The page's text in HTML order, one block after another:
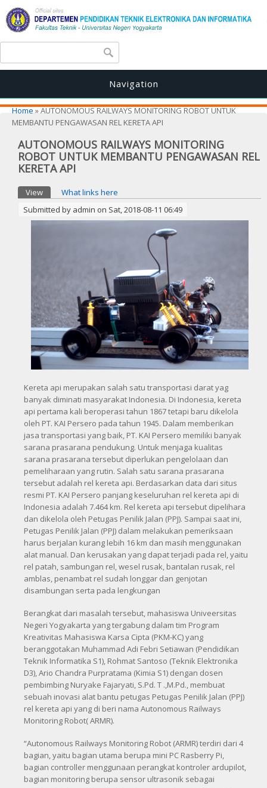
Search form
Navigation
You are here
Home» AUTONOMOUS RAILWAYS MONITORING ROBOT UNTUK
MEMBANTU PENGAWASAN REL KERETA API
AUTONOMOUS RAILWAYS MONITORING
ROBOT UNTUK MEMBANTU PENGAWASAN REL
KERETA API
Primary tabs
View (active tab)
What links here
Submitted by admin on Sat, 2018-08-11 06:49
Kereta api merupakan salah satu transportasi darat yag
banyak diminati masyarakat Indonesia. Di Indonesia, kereta
api pertama kali beroperasi tahun 1867 tetapi baru dikelola
oleh PT. KAI Persero pada tahun 1945. Dalam memberikan
jasa transportasi yang baik, PT. KAI Persero memiliki banyak
sarana prasarana pendukung. Untuk menjaga kualitas
sarana prasarana tersebut diperlukan pengelolaan dan
pemeliharaan yang rutin. Salah satu sarana prasarana
tersebut adalah rel kereta api. Berdasarkan data dari situs
resmi PT. KAI Persero panjang keseluruhan rel kereta api di
Indonesia adalah 7.464 km. Rel kereta api tersebut dipelihara
dan dikelola oleh Petugas Penilik Jalan (PPJ). Sampai saat ini,
Petugas Penilik Jalan (PPJ) dalam melakukan pemeriksaan
harus berjalan kurang lebih 16 km dan masih menggunakan
alat manual. Dan kerusakan yang dapat terjadi pada rel, yaitu
rel patah, sambungan rel, wesel rusak, bantalan rusak, rel
amblas, penambat rel sudah longgar dan genjotan
disambungan serta pada lengkungan
Berangkat dari masalah tersebut, mahasiswa Univeersitas
Negeri Yogyakarta yang tergabung dalam tim Program
Kreativitas Mahasiswa Karsa Cipta (PKM-KC) yang
beranggotakan Muhammad Adi Febri Setiawan (Pendidikan
Teknik Informatika S1), Rohmat Santoso (Teknik Elektronika
D3), Ario Chandra Purpratama (Kimia S1) dengan dosen
pembimbing Nuryake Fajaryati, S.Pd. T .,M.Pd., membuat
sebuah inovasi alat bantu petugas Petugas Penilik Jalan (PPJ)
rel kereta api yang di beri nama Autonomous Railways
Monitoring Robot( ARMR).
“Autonomous Railways Monitoring Robot (ARMR) terdiri dari 4
bagian, yaitu bagian utama berupa mini PC Rasberry Pi,
bagian controller menggunaan perangkat kontroler ardupilot,
bagian monitoring berupa sensor ultrasonik sebagai